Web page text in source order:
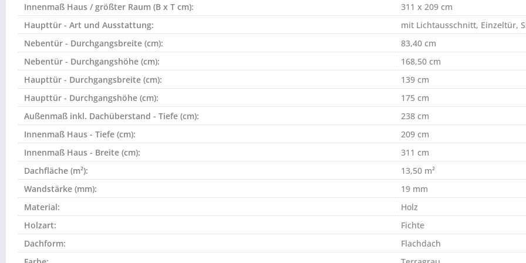
Innenmaß Haus / größter Raum (B x T cm):
311 x 209 cm
Haupttür - Art und Ausstattung:
mit Lichtausschnitt, Einzeltür,
Nebentür - Durchgangsbreite (cm):
83,40 cm
Nebentür - Durchgangshöhe (cm):
168,50 cm
Haupttür - Durchgangsbreite (cm):
139 cm
Haupttür - Durchgangshöhe (cm):
175 cm
Außenmaß inkl. Dachüberstand - Tiefe (cm):
238 cm
Innenmaß Haus - Tiefe (cm):
209 cm
Innenmaß Haus - Breite (cm):
311 cm
Dachfläche (m²):
13,50 m²
Wandstärke (mm):
19 mm
Material:
Holz
Holzart:
Fichte
Dachform:
Flachdach